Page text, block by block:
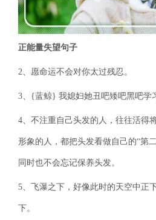
正能量失望句子
2、愿命运不会对你太过残忍。
3、{蓝鲸} 我媳妇她丑吧矮吧黑吧学
4、不注重自己头发的人，往往活得
形象的人，都把头发看做自己的“第
同时也不会忘记保养头发。
5、飞瀑之下，好像此时的天空中正
下。